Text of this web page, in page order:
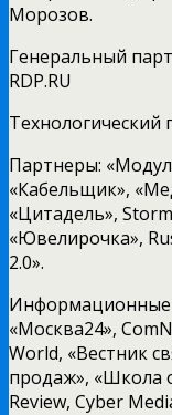
Морозов.
Генеральный
RDP.RU
Технологический
Партнеры:
«Кабельщик»,
«Цитадель»,
«Ювелирочка»,
2.0».
Информационные
«Москва24»,
World, «Вестник
продаж», «Школа
Review, Cyber